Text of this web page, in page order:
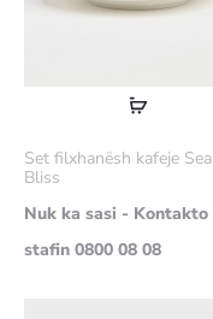
Lexoni
Set filxhanësh kafeje Sea
Bliss
Nuk ka sasi - Kontakto
stafin 0800 08 08